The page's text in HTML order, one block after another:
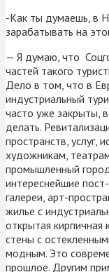
-Как ты думаешь, в
зарабатывать на
— Я думаю, что
частей такого
Дело в том, что в
индустриальный
часто уже закрыты,
делать.
пространств, услуг,
художникам,
промышленный
интереснейшие
галереи, арт-
жилье с
открытая кирпичная
стены с
модным. Это
прошлое. Другим